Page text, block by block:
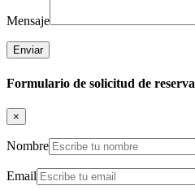
Mensaje
Formulario de solicitud de reserva
×
Nombre
Email